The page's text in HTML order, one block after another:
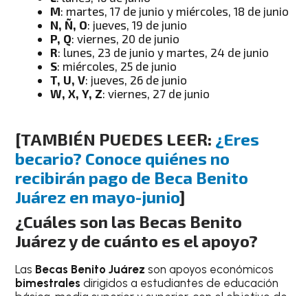
M: martes, 17 de junio y miércoles, 18 de junio
N, Ñ, O: jueves, 19 de junio
P, Q: viernes, 20 de junio
R: lunes, 23 de junio y martes, 24 de junio
S: miércoles, 25 de junio
T, U, V: jueves, 26 de junio
W, X, Y, Z: viernes, 27 de junio
[TAMBIÉN PUEDES LEER: ¿Eres
becario? Conoce quiénes no
recibirán pago de Beca Benito
Juárez en mayo-junio]
¿Cuáles son las Becas Benito
Juárez y de cuánto es el apoyo?
Las Becas Benito Juárez son apoyos económicos
bimestrales dirigidos a estudiantes de educación